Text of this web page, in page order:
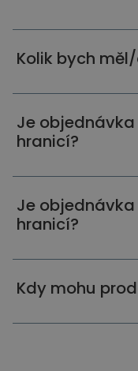
Kolik bych
Je
hranicí?
Je
hranicí?
Kdy mohu